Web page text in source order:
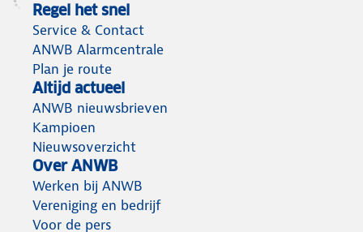
Regel het snel
Service & Contact
ANWB Alarmcentrale
Plan je route
Altijd actueel
ANWB nieuwsbrieven
Kampioen
Nieuwsoverzicht
Over ANWB
Werken bij ANWB
Vereniging en bedrijf
Voor de pers